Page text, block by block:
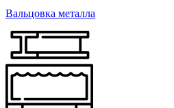
Вальцовка металла